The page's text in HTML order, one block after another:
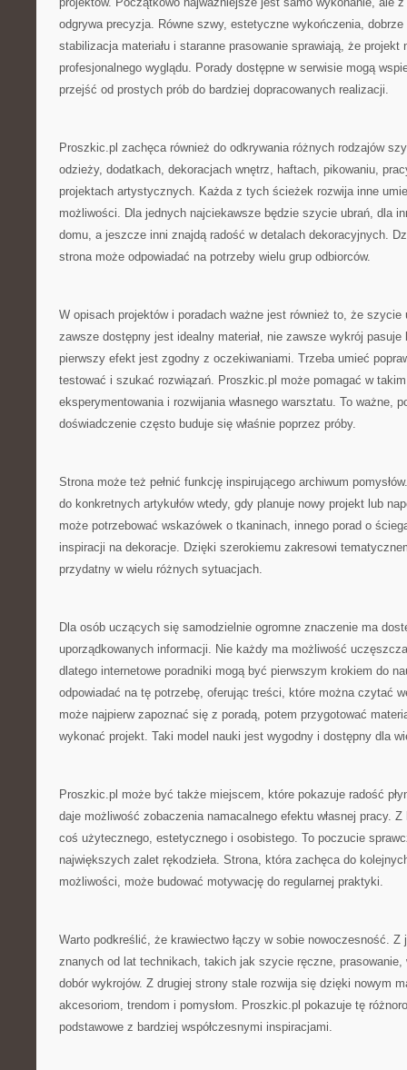
odgrywa precyzja. Równe szwy, estetyczne wykończenia, dobrze
stabilizacja materiału i staranne prasowanie sprawiają, że projekt
profesjonalnego wyglądu. Porady dostępne w serwisie mogą
przejść od prostych prób do bardziej dopracowanych realizacji.
Proszkic.pl zachęca również do odkrywania różnych rodzajów
odzieży, dodatkach, dekoracjach wnętrz, haftach, pikowaniu,
projektach artystycznych. Każda z tych ścieżek rozwija inne
możliwości. Dla jednych najciekawsze będzie szycie ubrań, dla
domu, a jeszcze inni znajdą radość w detalach dekoracyjnych.
strona może odpowiadać na potrzeby wielu grup odbiorców.
W opisach projektów i poradach ważne jest również to, że
zawsze dostępny jest idealny materiał, nie zawsze wykrój
pierwszy efekt jest zgodny z oczekiwaniami. Trzeba umieć
testować i szukać rozwiązań. Proszkic.pl może pomagać w
eksperymentowania i rozwijania własnego warsztatu. To ważne,
doświadczenie często buduje się właśnie poprzez próby.
Strona może też pełnić funkcję inspirującego archiwum
do konkretnych artykułów wtedy, gdy planuje nowy projekt lub
może potrzebować wskazówek o tkaninach, innego porad o
inspiracji na dekoracje. Dzięki szerokiemu zakresowi
przydatny w wielu różnych sytuacjach.
Dla osób uczących się samodzielnie ogromne znaczenie ma
uporządkowanych informacji. Nie każdy ma możliwość
dlatego internetowe poradniki mogą być pierwszym krokiem do
odpowiadać na tę potrzebę, oferując treści, które można czytać
może najpierw zapoznać się z poradą, potem przygotować
wykonać projekt. Taki model nauki jest wygodny i dostępny dla
Proszkic.pl może być także miejscem, które pokazuje radość
daje możliwość zobaczenia namacalnego efektu własnej pracy. Z
coś użytecznego, estetycznego i osobistego. To poczucie
największych zalet rękodzieła. Strona, która zachęca do
możliwości, może budować motywację do regularnej praktyki.
Warto podkreślić, że krawiectwo łączy w sobie nowoczesność. Z
znanych od lat technikach, takich jak szycie ręczne,
dobór wykrojów. Z drugiej strony stale rozwija się dzięki nowym
akcesoriom, trendom i pomysłom. Proszkic.pl pokazuje tę
podstawowe z bardziej współczesnymi inspiracjami.